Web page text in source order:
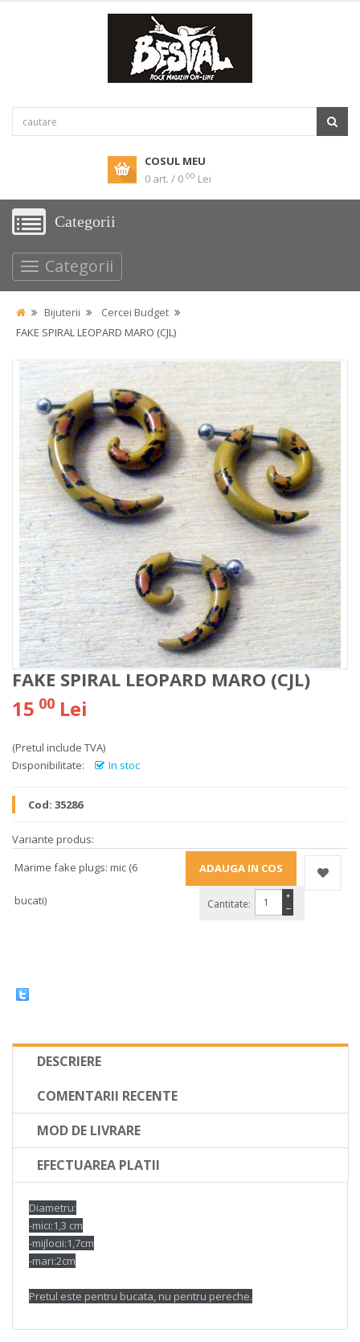
COSUL MEU
0 art. / 0 00 Lei
Categorii
Categorii
Bijuterii
Cercei Budget
FAKE SPIRAL LEOPARD MARO (CJL)
FAKE SPIRAL LEOPARD MARO (CJL)
15 00 Lei
(Pretul include TVA)
Disponibilitate:
In stoc
Cod: 35286
Variante produs:
Marime fake plugs: mic (6
bucati) Cantitate: −
+
DESCRIERE
COMENTARII RECENTE
MOD DE LIVRARE
EFECTUAREA PLATII
Diametru:
-mici:1,3 cm
-mijlocii:1,7cm
-mari:2cm
Pretul este pentru bucata, nu pentru pereche.